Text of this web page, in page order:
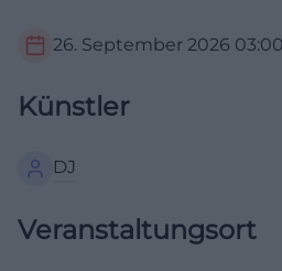
26. September 2026 03:00
Künstler
DJ
Veranstaltungsort